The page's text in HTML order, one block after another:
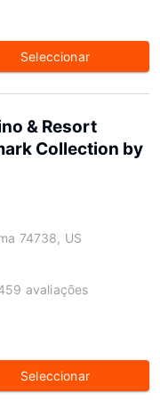
Seleccionar
& Resort
Collection by
74738, US
avaliações
Seleccionar